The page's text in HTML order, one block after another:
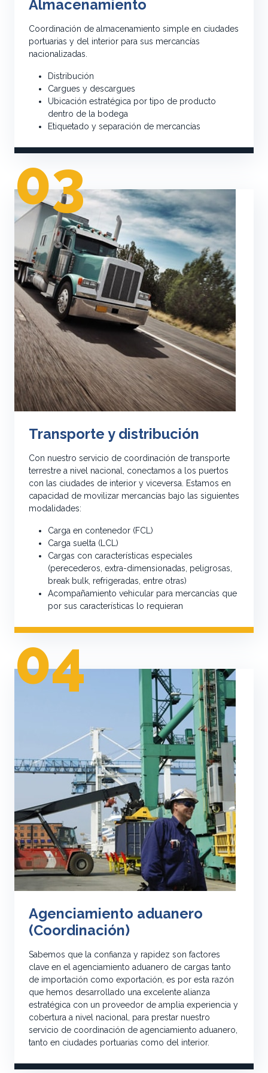
Almacenamiento
Coordinación de almacenamiento simple en ciudades
portuarias y del interior para sus mercancías
nacionalizadas.
Distribución
Cargues y descargues
Ubicación estratégica por tipo de producto
dentro de la bodega
Etiquetado y separación de mercancías
03
Transporte y distribución
Con nuestro servicio de coordinación de transporte
terrestre a nivel nacional, conectamos a los puertos
con las ciudades de interior y viceversa. Estamos en
capacidad de movilizar mercancías bajo las siguientes
modalidades:
Carga en contenedor (FCL)
Carga suelta (LCL)
Cargas con características especiales
(perecederos, extra-dimensionadas, peligrosas,
break bulk, refrigeradas, entre otras)
Acompañamiento vehicular para mercancías que
por sus características lo requieran
04
Agenciamiento aduanero
(Coordinación)
Sabemos que la confianza y rapidez son factores
clave en el agenciamiento aduanero de cargas tanto
de importación como exportación, es por esta razón
que hemos desarrollado una excelente alianza
estratégica con un proveedor de amplia experiencia y
cobertura a nivel nacional, para prestar nuestro
servicio de coordinación de agenciamiento aduanero,
tanto en ciudades portuarias como del interior.